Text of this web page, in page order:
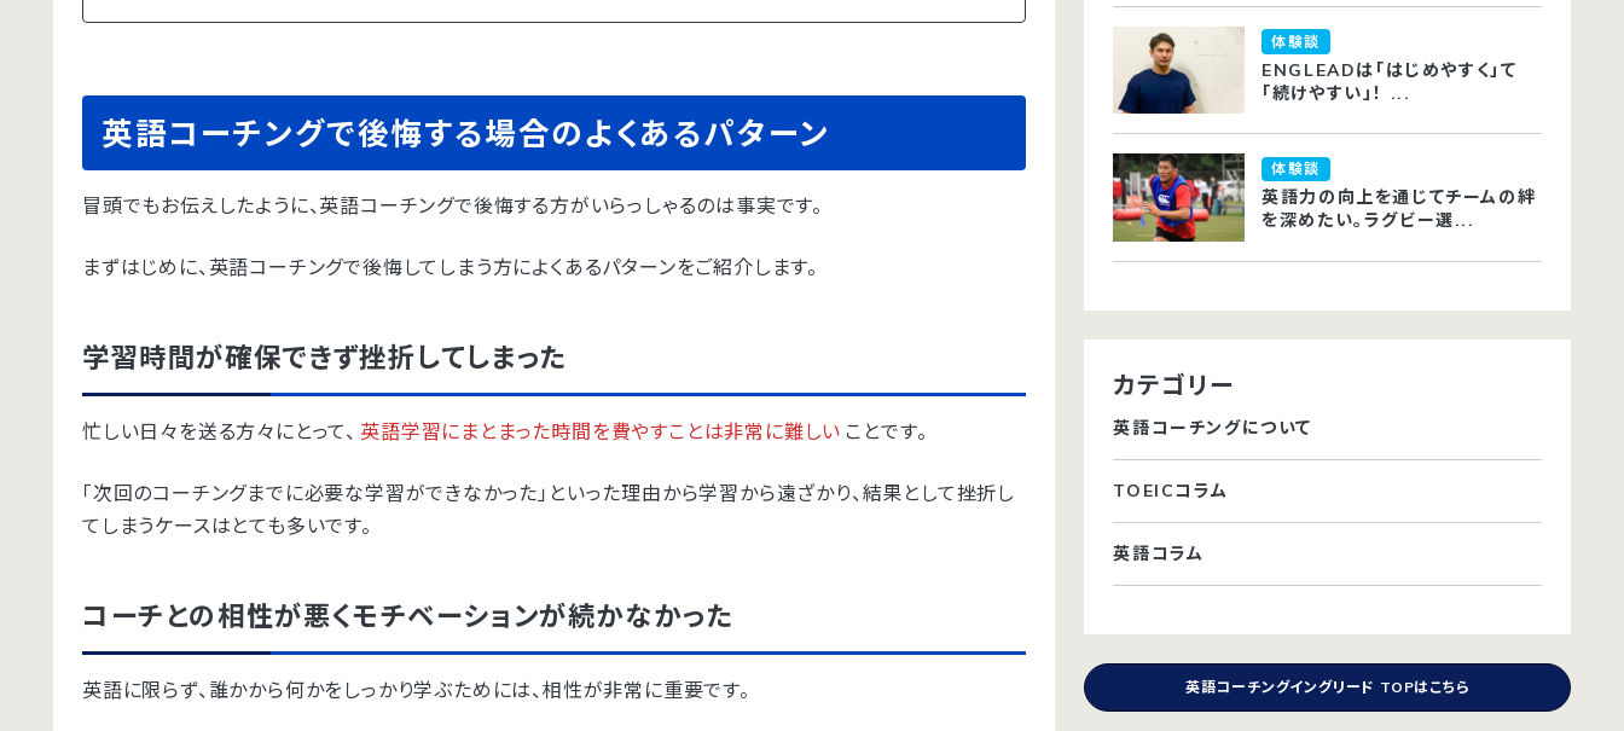
英語コーチングで後悔する場合のよくあるパターン
冒頭でもお伝えしたように、英語コーチングで後悔する方がいらっしゃるのは事実です。
まずはじめに、英語コーチングで後悔してしまう方によくあるパターンをご紹介します。
学習時間が確保できず挫折してしまった
忙しい日々を送る方々にとって、 英語学習にまとまった時間を費やすことは非常に難しい ことです。
「次回のコーチングまでに必要な学習ができなかった」といった理由から学習から遠ざかり、結果として挫折し
てしまうケースはとても多いです。
コーチとの相性が悪くモチベーションが続かなかった
英語に限らず、誰かから何かをしっかり学ぶためには、相性が非常に重要です。
体験談
ENGLEADは「はじめやすく」て
「続けやすい」！ ...
体験談
英語力の向上を通じてチームの絆
を深めたい。ラグビー選...
カテゴリー
英語コーチングについて
TOEICコラム
英語コラム
英語コーチングイングリード TOPはこちら